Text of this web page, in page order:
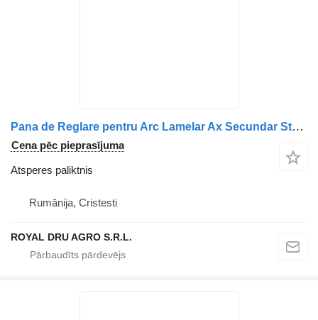
Pana de Reglare pentru Arc Lamelar Ax Secundar Stânga 1383644 atsperes paliktnis paredzēts Scania Scania kravas automašīnas
Cena pēc pieprasījuma
Atsperes paliktnis
Rumānija, Cristesti
ROYAL DRU AGRO S.R.L.